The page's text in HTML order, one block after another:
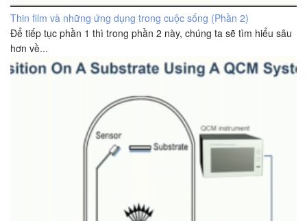
Thin film và những ứng dụng trong cuộc sống (Phần 2)
Để tiếp tục phần 1 thì trong phần 2 này, chúng ta sẽ tìm hiểu sâu
hơn về...